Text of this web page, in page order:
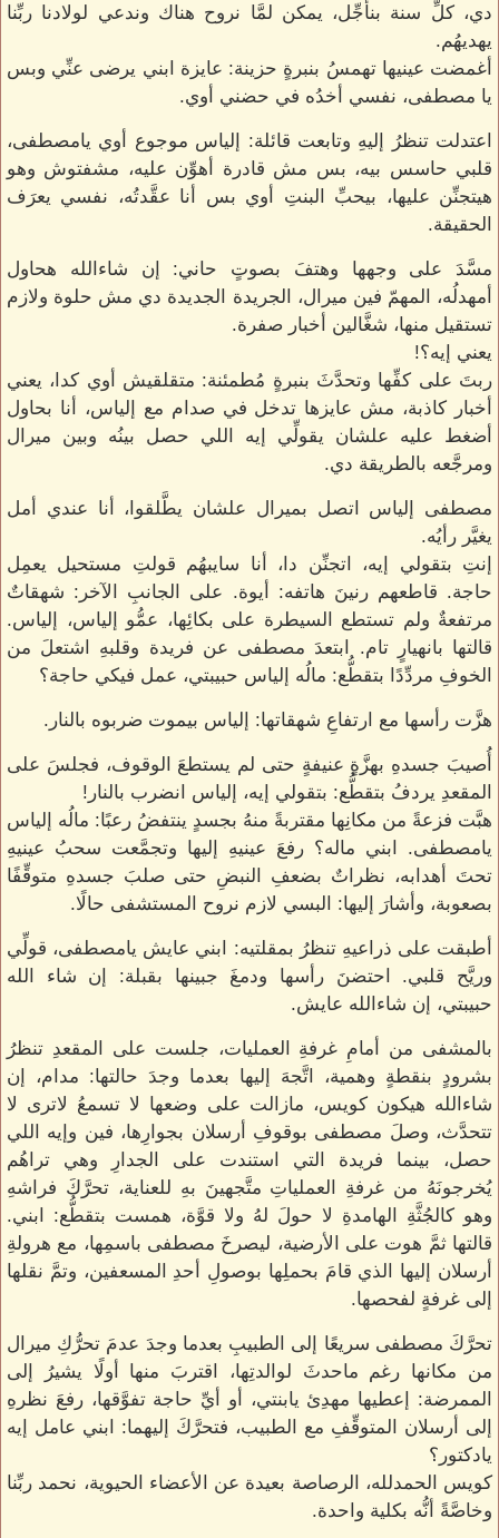
دي، كلِّ سنة بنأجِّل، يمكن لمَّا نروح هناك وندعي لولادنا ربِّنا
يهديهُم.
أغمضت عينيها تهمسُ بنبرةٍ حزينة: عايزة ابني يرضى عنِّي وبس
يا مصطفى، نفسي أخدُه في حضني أوي.
اعتدلت تنظرُ إليهِ وتابعت قائلة: إلياس موجوع أوي يامصطفى،
قلبي حاسس بيه، بس مش قادرة أهوِّن عليه، مشفتوش وهو
هيتجنِّن عليها، بيحبِّ البنتِ أوي بس أنا عقَّدتُه، نفسي يعرَف
الحقيقة.
مسَّدَ على وجهها وهتفَ بصوتٍ حاني: إن شاءالله هحاول
أمهدلُه، المهمّ فين ميرال، الجريدة الجديدة دي مش حلوة ولازم
تستقيل منها، شغَّالين أخبار صفرة.
يعني إيه؟!
ربتَ على كفِّها وتحدَّثَ بنبرةٍ مُطمئنة: متقلقيش أوي كدا، يعني
أخبار كاذبة، مش عايزها تدخل في صدام مع إلياس، أنا بحاول
أضغط عليه علشان يقولِّي إيه اللي حصل بينُه وبين ميرال
ومرجَّعه بالطريقة دي.
مصطفى إلياس اتصل بميرال علشان يطَّلقوا، أنا عندي أمل
يغيَّر رأيُه.
إنتِ بتقولي إيه، اتجنِّن دا، أنا سايبهُم قولتِ مستحيل يعمِل
حاجة. قاطعهم رنينَ هاتفه: أيوة. على الجانبِ الآخر: شهقاتٌ
مرتفعةٌ ولم تستطع السيطرة على بكائِها، عمُّو إلياس، إلياس.
قالتها بانهيارٍ تام. ابتعدَ مصطفى عن فريدة وقلبهِ اشتعلَ من
الخوفِ مردِّدًا بتقطُّع: مالُه إلياس حبيبتي، عمل فيكي حاجة؟
هزَّت رأسها مع ارتفاعِ شهقاتها: إلياس بيموت ضربوه بالنار.
أُصيبَ جسدهِ بهزَّةٍ عنيفةٍ حتى لم يستطعَ الوقوف، فجلسَ على
المقعدِ يردفُ بتقطُّع: بتقولي إيه، إلياس انضرب بالنار!
هبَّت فزعةً من مكانِها مقتربةً منهُ بجسدٍ ينتفضُ رعبًا: مالُه إلياس
يامصطفى. ابني ماله؟ رفعَ عينيهِ إليها وتجمَّعت سحبُ عينيهِ
تحتَ أهدابه، نظراتٌ بضعفِ النبضِ حتى صلبَ جسدهِ متوقِّفًا
بصعوبة، وأشارَ إليها: البسي لازم نروح المستشفى حالًا.
أطبقت على ذراعيهِ تنظرُ بمقلتيه: ابني عايش يامصطفى، قولِّي
وريَّح قلبي. احتضنَ رأسها ودمغَ جبينها بقبلة: إن شاء الله
حبيبتي، إن شاءالله عايش.
بالمشفى من أمامِ غرفةِ العمليات، جلست على المقعدِ تنظرُ
بشرودٍ بنقطةٍ وهمية، اتَّجهَ إليها بعدما وجدَ حالتها: مدام، إن
شاءالله هيكون كويس، مازالت على وضعها لا تسمعُ لاترى لا
تتحدَّث، وصلَ مصطفى بوقوفِ أرسلان بجوارِها، فين وإيه اللي
حصل، بينما فريدة التي استندت على الجدارِ وهي تراهُم
يُخرجونَهُ من غرفةِ العملياتِ متَّجهينَ بهِ للعناية، تحرَّكَ فراشهِ
وهو كالجُثَّةِ الهامدةِ لا حولَ لهُ ولا قوَّة، همست بتقطُّع: ابني.
قالتها ثمَّ هوت على الأرضية، ليصرخَ مصطفى باسمِها، مع هرولةِ
أرسلان إليها الذي قامَ بحملِها بوصولِ أحدِ المسعفين، وتمَّ نقلها
إلى غرفةٍ لفحصها.
تحرَّكَ مصطفى سريعًا إلى الطبيبِ بعدما وجدَ عدمَ تحرُّكِ ميرال
من مكانها رغم ماحدثَ لوالدتِها، اقتربَ منها أولًا يشيرُ إلى
الممرضة: إعطيها مهدِئ يابنتي، أو أيِّ حاجة تفوَّقها، رفعَ نظرهِ
إلى أرسلان المتوقِّفِ مع الطبيب، فتحرَّكَ إليهما: ابني عامل إيه
يادكتور؟
كويس الحمدلله، الرصاصة بعيدة عن الأعضاء الحيوية، نحمد ربِّنا
وخاصَّةً أنُّه بكلية واحدة.